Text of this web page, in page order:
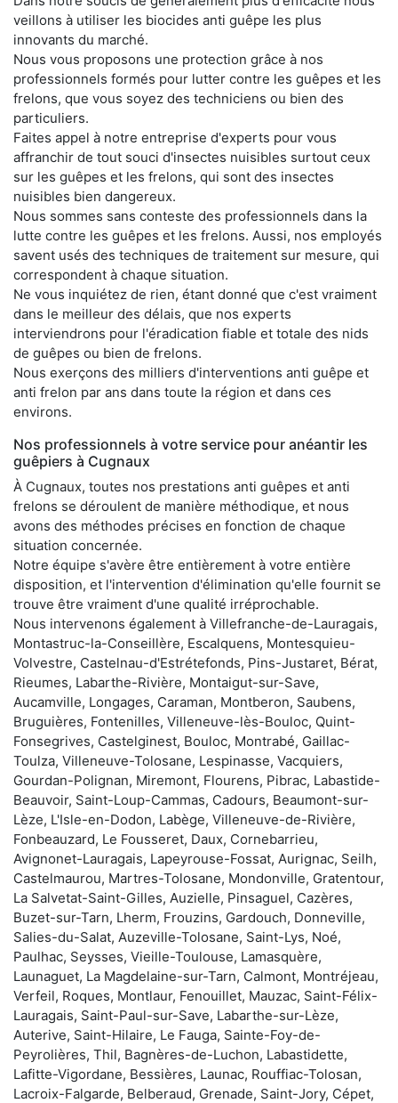
veillons à utiliser les biocides anti guêpe les plus
innovants du marché.
Nous vous proposons une protection grâce à nos
professionnels formés pour lutter contre les guêpes et les
frelons, que vous soyez des techniciens ou bien des
particuliers.
Faites appel à notre entreprise d'experts pour vous
affranchir de tout souci d'insectes nuisibles surtout ceux
sur les guêpes et les frelons, qui sont des insectes
nuisibles bien dangereux.
Nous sommes sans conteste des professionnels dans la
lutte contre les guêpes et les frelons. Aussi, nos employés
savent usés des techniques de traitement sur mesure, qui
correspondent à chaque situation.
Ne vous inquiétez de rien, étant donné que c'est vraiment
dans le meilleur des délais, que nos experts
interviendrons pour l'éradication fiable et totale des nids
de guêpes ou bien de frelons.
Nous exerçons des milliers d'interventions anti guêpe et
anti frelon par ans dans toute la région et dans ces
environs.
Nos professionnels à votre service pour anéantir les
guêpiers à Cugnaux
À Cugnaux, toutes nos prestations anti guêpes et anti
frelons se déroulent de manière méthodique, et nous
avons des méthodes précises en fonction de chaque
situation concernée.
Notre équipe s'avère être entièrement à votre entière
disposition, et l'intervention d'élimination qu'elle fournit se
trouve être vraiment d'une qualité irréprochable.
Nous intervenons également à Villefranche-de-Lauragais,
Montastruc-la-Conseillère, Escalquens, Montesquieu-
Volvestre, Castelnau-d'Estrétefonds, Pins-Justaret, Bérat,
Rieumes, Labarthe-Rivière, Montaigut-sur-Save,
Aucamville, Longages, Caraman, Montberon, Saubens,
Bruguières, Fontenilles, Villeneuve-lès-Bouloc, Quint-
Fonsegrives, Castelginest, Bouloc, Montrabé, Gaillac-
Toulza, Villeneuve-Tolosane, Lespinasse, Vacquiers,
Gourdan-Polignan, Miremont, Flourens, Pibrac, Labastide-
Beauvoir, Saint-Loup-Cammas, Cadours, Beaumont-sur-
Lèze, L'Isle-en-Dodon, Labège, Villeneuve-de-Rivière,
Fonbeauzard, Le Fousseret, Daux, Cornebarrieu,
Avignonet-Lauragais, Lapeyrouse-Fossat, Aurignac, Seilh,
Castelmaurou, Martres-Tolosane, Mondonville, Gratentour,
La Salvetat-Saint-Gilles, Auzielle, Pinsaguel, Cazères,
Buzet-sur-Tarn, Lherm, Frouzins, Gardouch, Donneville,
Salies-du-Salat, Auzeville-Tolosane, Saint-Lys, Noé,
Paulhac, Seysses, Vieille-Toulouse, Lamasquère,
Launaguet, La Magdelaine-sur-Tarn, Calmont, Montréjeau,
Verfeil, Roques, Montlaur, Fenouillet, Mauzac, Saint-Félix-
Lauragais, Saint-Paul-sur-Save, Labarthe-sur-Lèze,
Auterive, Saint-Hilaire, Le Fauga, Sainte-Foy-de-
Peyrolières, Thil, Bagnères-de-Luchon, Labastidette,
Lafitte-Vigordane, Bessières, Launac, Rouffiac-Tolosan,
Lacroix-Falgarde, Belberaud, Grenade, Saint-Jory, Cépet,